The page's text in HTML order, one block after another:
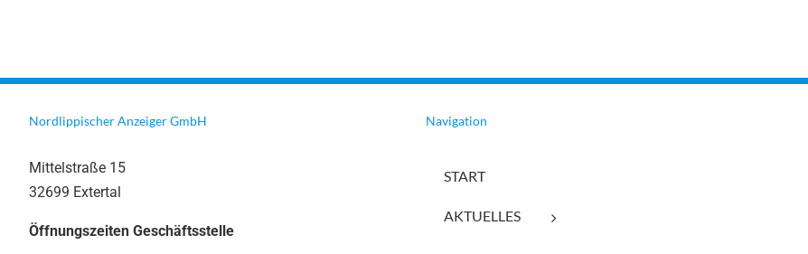
Nordlippischer Anzeiger GmbH
Mittelstraße 15
32699 Extertal
Öffnungszeiten Geschäftsstelle
Navigation
START
AKTUELLES